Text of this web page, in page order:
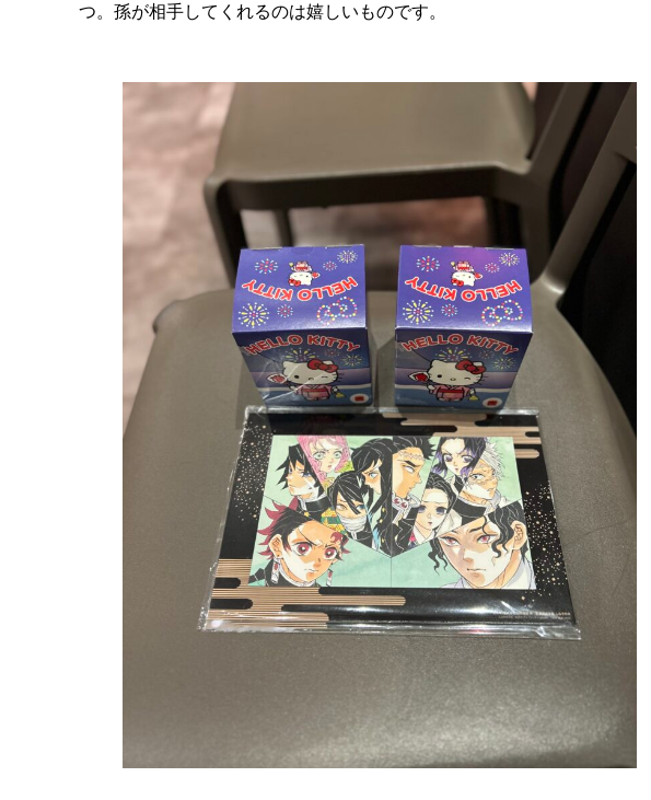
つ。孫が相手してくれるのは嬉しいものです。